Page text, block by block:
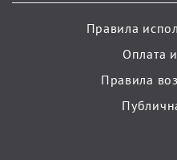
Правила
Оплата
Правила